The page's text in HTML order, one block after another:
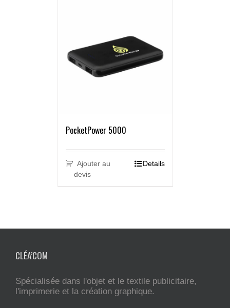
PocketPower 5000
Ajouter au
devis
Details
CLÉA’COM
Spécialisée dans l'objet et le textile publicitaire,
l'imprimerie et la création graphique.